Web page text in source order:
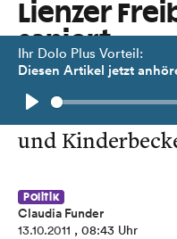
Ihr Dolo Plus Vorteil:
Diesen Artikel jetzt
Play
Lienzer
saniert
Der Stadtrat
erforderliche
und
Politik
Claudia Funder
13.10.2011 , 08:43 Uhr